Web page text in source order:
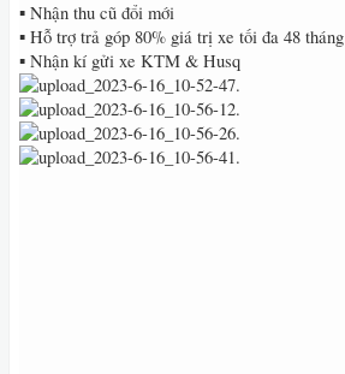
▪️ Nhận thu cũ đổi mới
▪️ Hỗ trợ trả góp 80% giá trị xe tối đa 48 tháng
▪️ Nhận kí gửi xe KTM & Husq